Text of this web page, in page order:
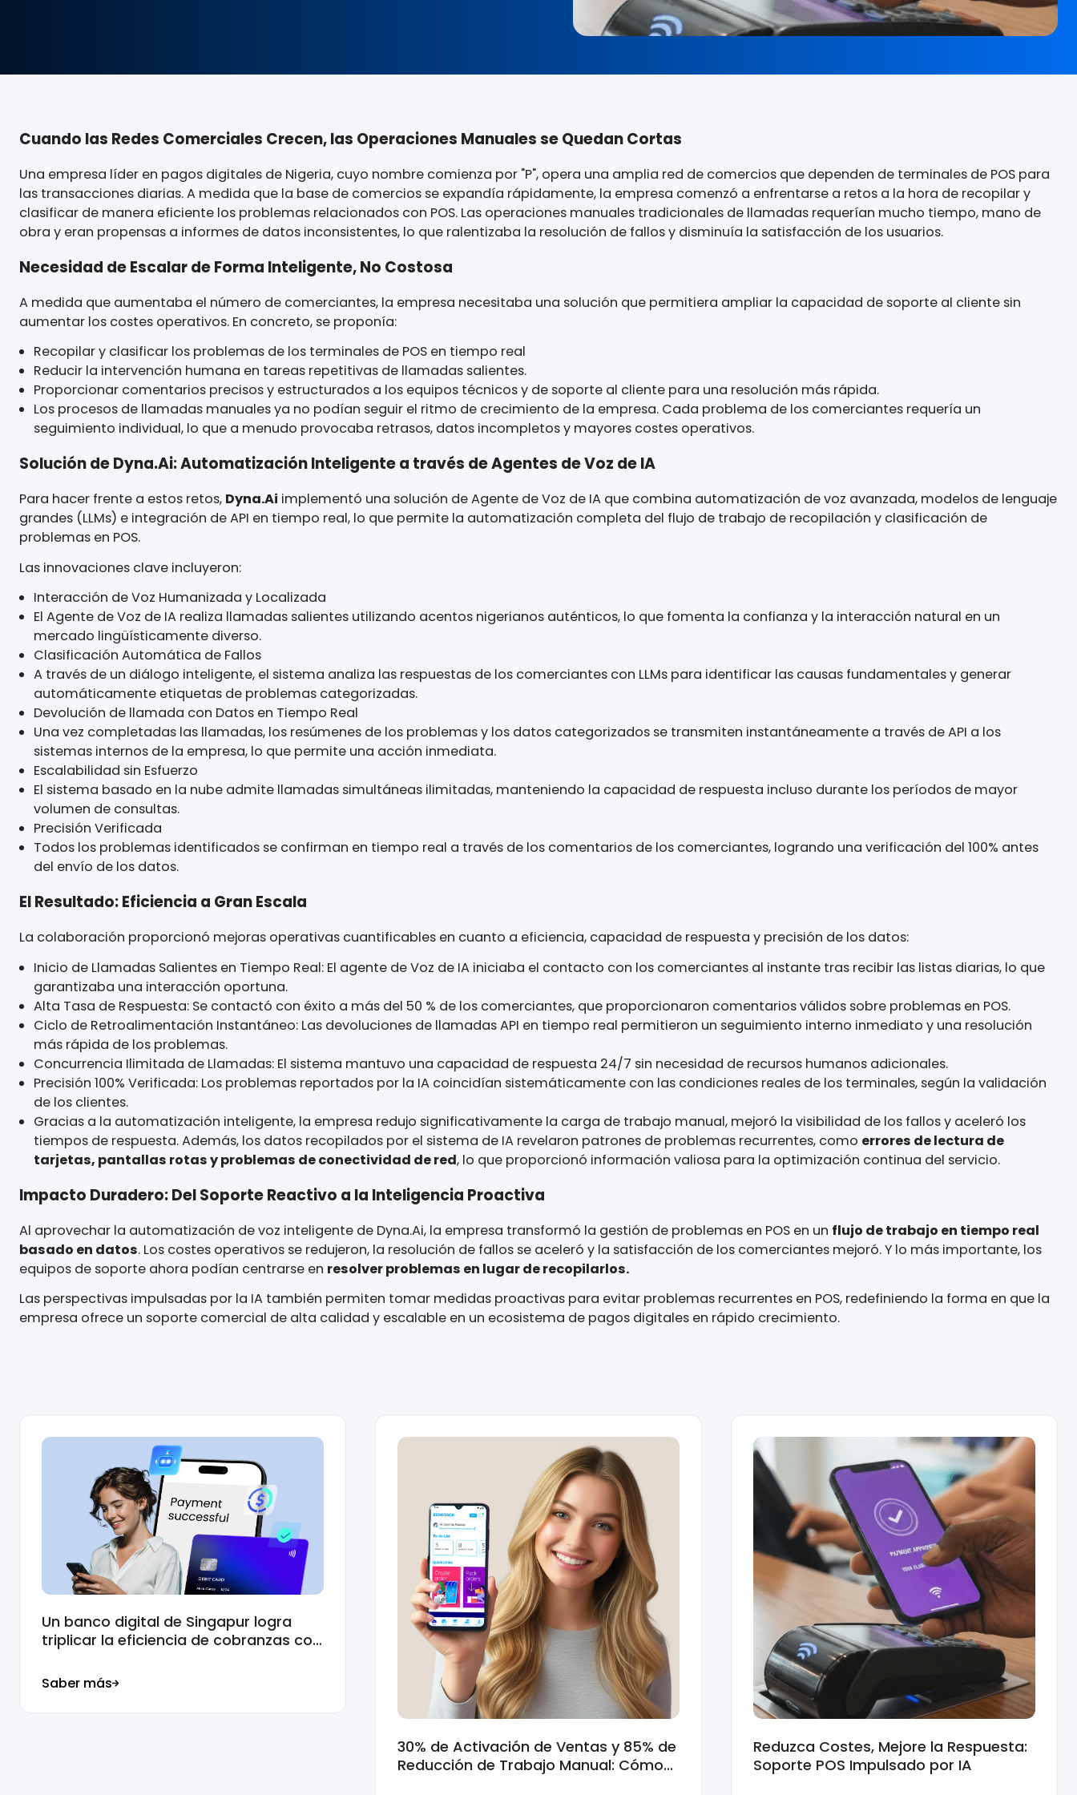
Cuando las Redes Comerciales Crecen, las Operaciones Manuales se Quedan Cortas
Una empresa líder en pagos digitales de Nigeria, cuyo nombre comienza por "P", opera una amplia red de comercios que dependen de terminales
las transacciones diarias. A medida que la base de comercios se expandía rápidamente, la empresa comenzó a enfrentarse a retos a la hora de
clasificar de manera eficiente los problemas relacionados con POS. Las operaciones manuales tradicionales de llamadas requerían mucho
obra y eran propensas a informes de datos inconsistentes, lo que ralentizaba la resolución de fallos y disminuía la satisfacción de los usuarios.
Necesidad de Escalar de Forma Inteligente, No Costosa
A medida que aumentaba el número de comerciantes, la empresa necesitaba una solución que permitiera ampliar la capacidad de soporte al
aumentar los costes operativos. En concreto, se proponía:
Recopilar y clasificar los problemas de los terminales de POS en tiempo real
Reducir la intervención humana en tareas repetitivas de llamadas salientes.
Proporcionar comentarios precisos y estructurados a los equipos técnicos y de soporte al cliente para una resolución más rápida.
Los procesos de llamadas manuales ya no podían seguir el ritmo de crecimiento de la empresa. Cada problema de los comerciantes requería
seguimiento individual, lo que a menudo provocaba retrasos, datos incompletos y mayores costes operativos.
Para hacer frente a estos retos,Dyna.Aiimplementó una solución de Agente de Voz de IA que combina automatización de voz avanzada,
grandes (LLMs) e integración de API en tiempo real, lo que permite la automatización completa del flujo de trabajo de recopilación y
problemas en POS.
Las innovaciones clave incluyeron:
Interacción de Voz Humanizada y Localizada
El Agente de Voz de IA realiza llamadas salientes utilizando acentos nigerianos auténticos, lo que fomenta la confianza y la interacción natural
mercado lingüísticamente diverso.
Clasificación Automática de Fallos
A través de un diálogo inteligente, el sistema analiza las respuestas de los comerciantes con LLMs para identificar las causas fundamentales y
automáticamente etiquetas de problemas categorizadas.
Devolución de llamada con Datos en Tiempo Real
Una vez completadas las llamadas, los resúmenes de los problemas y los datos categorizados se transmiten instantáneamente a través de
sistemas internos de la empresa, lo que permite una acción inmediata.
Escalabilidad sin Esfuerzo
volumen de consultas.
Precisión Verificada
Todos los problemas identificados se confirman en tiempo real a través de los comentarios de los comerciantes, logrando una verificación del
del envío de los datos.
El Resultado: Eficiencia a Gran Escala
La colaboración proporcionó mejoras operativas cuantificables en cuanto a eficiencia, capacidad de respuesta y precisión de los datos:
Inicio de Llamadas Salientes en Tiempo Real: El agente de Voz de IA iniciaba el contacto con los comerciantes al instante tras recibir las listas
garantizaba una interacción oportuna.
Alta Tasa de Respuesta: Se contactó con éxito a más del 50 % de los comerciantes, que proporcionaron comentarios válidos sobre problemas
más rápida de los problemas.
Concurrencia Ilimitada de Llamadas: El sistema mantuvo una capacidad de respuesta 24/7 sin necesidad de recursos humanos adicionales.
Precisión 100% Verificada: Los problemas reportados por la IA coincidían sistemáticamente con las condiciones reales de los terminales, según
de los clientes.
tiempos de respuesta. Además, los datos recopilados por el sistema de IA revelaron patrones de problemas recurrentes, comoerrores de
tarjetas, pantallas rotas y problemas de conectividad de red, lo que proporcionó información valiosa para la optimización continua del
equipos de soporte ahora podían centrarse en
resolver problemas en lugar de recopilarlos.
Las perspectivas impulsadas por la IA también permiten tomar medidas proactivas para evitar problemas recurrentes en POS, redefiniendo la
empresa ofrece un soporte comercial de alta calidad y escalable en un ecosistema de pagos digitales en rápido crecimiento.